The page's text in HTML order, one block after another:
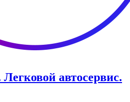
автосервис.